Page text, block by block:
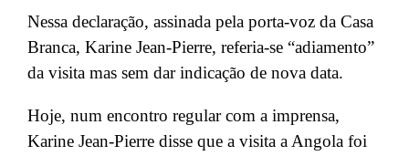
Nessa declaração, assinada pela porta-voz da Casa
Branca, Karine Jean-Pierre, referia-se “adiamento”
da visita mas sem dar indicação de nova data.
Hoje, num encontro regular com a imprensa,
Karine Jean-Pierre disse que a visita a Angola foi